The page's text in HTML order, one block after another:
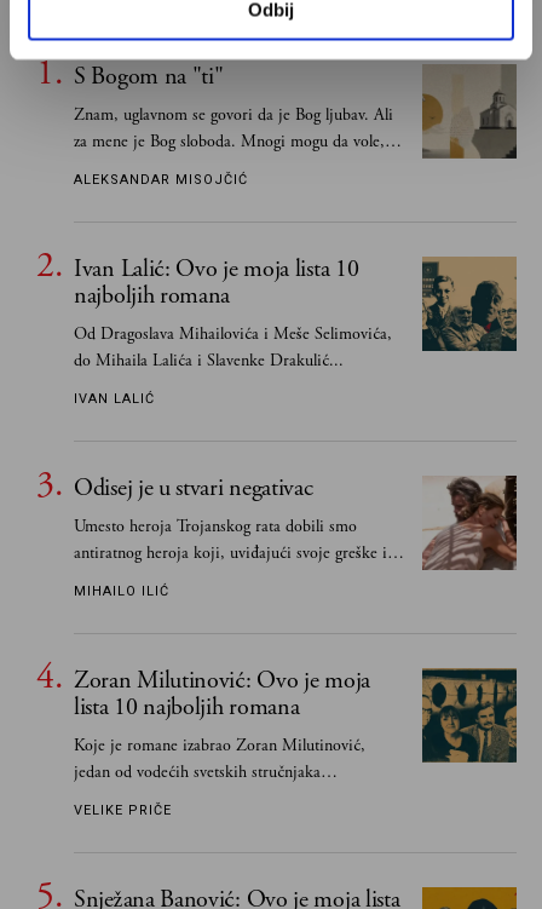
Odbij
S Bogom na "ti"
Znam, uglavnom se govori da je Bog ljubav. Ali
za mene je Bog sloboda. Mnogi mogu da vole, a
tek retki mogu da podnesu slobodu
ALEKSANDAR MISOJČIĆ
Ivan Lalić: Ovo je moja lista 10
najboljih romana
Od Dragoslava Mihailovića i Meše Selimovića,
do Mihaila Lalića i Slavenke Drakulić...
IVAN LALIĆ
Odisej je u stvari negativac
Umesto heroja Trojanskog rata dobili smo
antiratnog heroja koji, uviđajući svoje greške i
učeći na njima, shvata da postoje stvari koje su
MIHAILO ILIĆ
Zoran Milutinović: Ovo je moja
lista 10 najboljih romana
Koje je romane izabrao Zoran Milutinović,
jedan od vodećih svetskih stručnjaka
južnoslovenske književnosti
VELIKE PRIČE
Snježana Banović: Ovo je moja lista